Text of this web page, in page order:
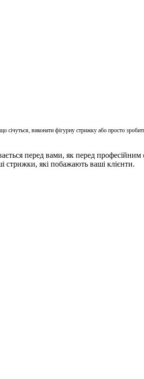
виконати фігурну стрижку або просто
перед вами, як перед
стрижки, які побажають ваші клієнти.